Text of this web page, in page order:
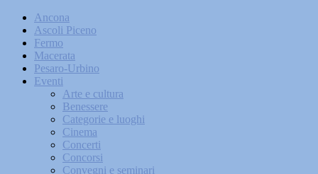
Ancona
Ascoli Piceno
Fermo
Macerata
Pesaro-Urbino
Eventi
Arte e cultura
Benessere
Categorie e luoghi
Cinema
Concerti
Concorsi
Convegni e seminari